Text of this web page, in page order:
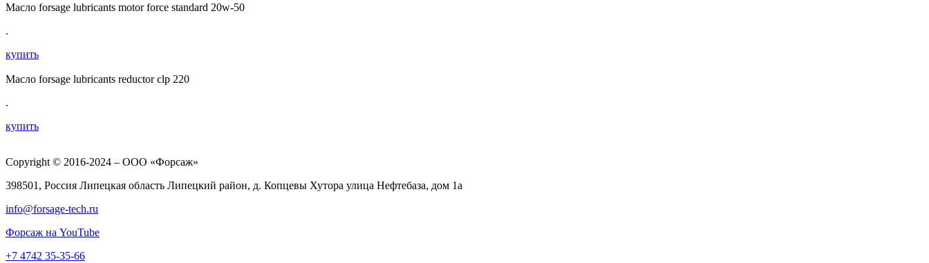
Масло forsage lubricants motor force standard 20w-50
.
купить
Масло forsage lubricants reductor clp 220
.
купить
Copyright © 2016-2024 – ООО «Форсаж»
398501, Россия Липецкая область Липецкий район, д. Копцевы Хутора улица Нефтебаза, дом 1a
info@forsage-tech.ru
Форсаж на YouTube
+7 4742 35-35-66